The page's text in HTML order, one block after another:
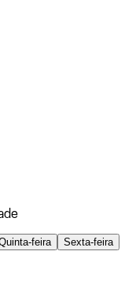
feira
Sexta-feira